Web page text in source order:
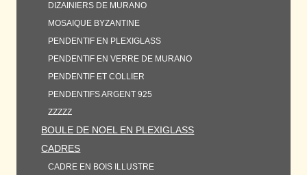
DIZAINIERS DE MURANO
MOSAIQUE BYZANTINE
PENDENTIF EN PLEXIGLASS
PENDENTIF EN VERRE DE MURANO
PENDENTIF ET COLLIER
PENDENTIFS ARGENT 925
ZZZZZ
BOULE DE NOEL EN PLEXIGLASS
CADRES
CADRE EN BOIS ILLUSTRE